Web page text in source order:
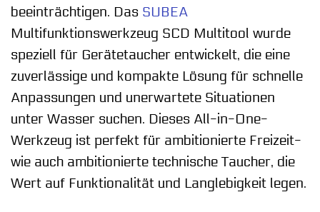
beeinträchtigen. Das SUBEA
Multifunktionswerkzeug SCD Multitool wurde
speziell für Gerätetaucher entwickelt, die eine
zuverlässige und kompakte Lösung für schnelle
Anpassungen und unerwartete Situationen
unter Wasser suchen. Dieses All-in-One-
Werkzeug ist perfekt für ambitionierte Freizeit-
wie auch ambitionierte technische Taucher, die
Wert auf Funktionalität und Langlebigkeit legen.